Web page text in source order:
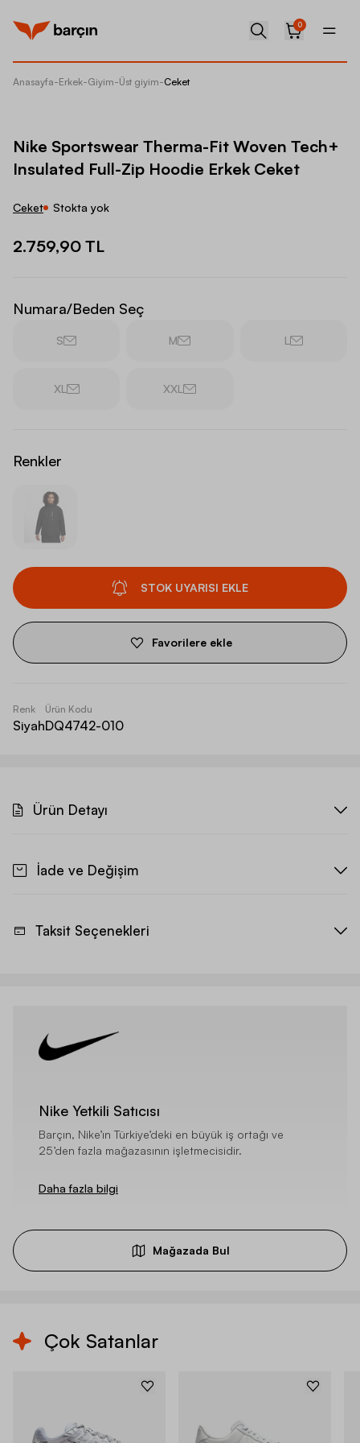
0
Anasayfa-Erkek-Giyim-Üst giyim-Ceket
Nike Sportswear Therma-Fit Woven Tech+
Insulated Full-Zip Hoodie Erkek Ceket
Ceket Stokta yok
2.759,90 TL
Numara/Beden Seç
S M L
XL XXL
Renkler
STOK UYARISI EKLE
Favorilere ekle
Renk
Siyah
Ürün Kodu
DQ4742-010
Ürün Detayı
İade ve Değişim
Taksit Seçenekleri
Nike Yetkili Satıcısı
Barçın, Nike’ın Türkiye’deki en büyük iş ortağı ve
25’den fazla mağazasının işletmecisidir.
Daha fazla bilgi
Mağazada Bul
Çok Satanlar